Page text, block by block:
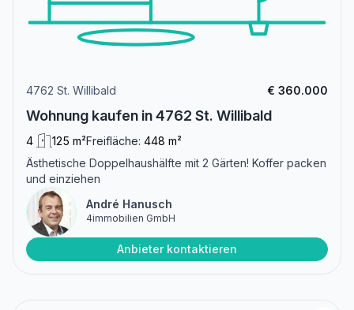
4762 St. Willibald € 360.000
Wohnung kaufen in 4762 St. Willibald
4 125 m²Freifläche: 448 m²
Ästhetische Doppelhaushälfte mit 2 Gärten! Koffer packen
und einziehen
André Hanusch
4immobilien GmbH
Anbieter kontaktieren